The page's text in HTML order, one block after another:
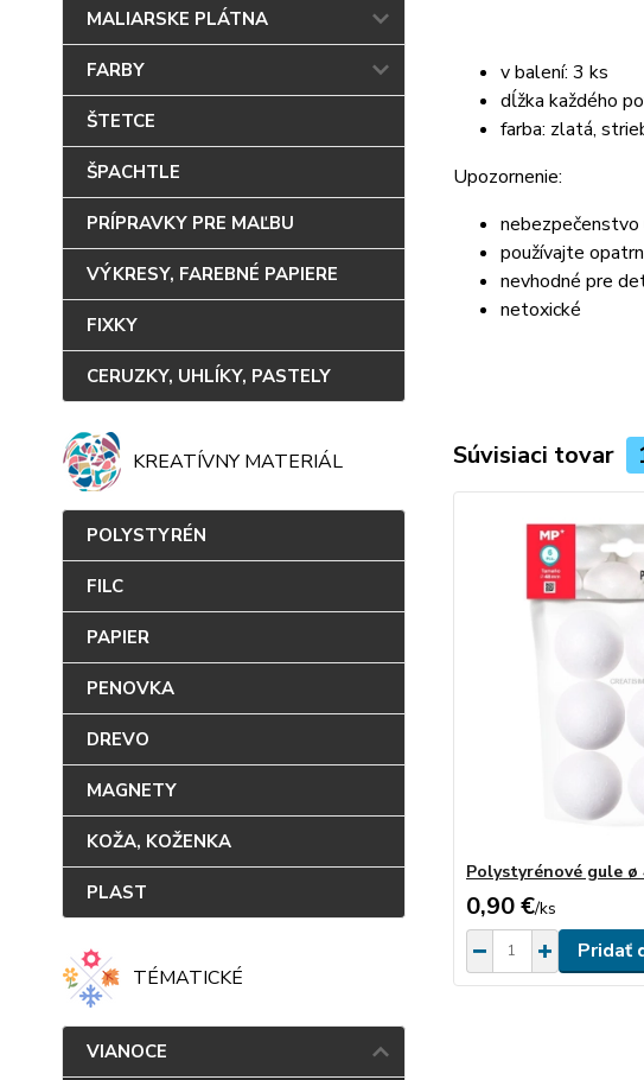
MALIARSKE PLÁTNA
FARBY
ŠTETCE
ŠPACHTLE
PRÍPRAVKY PRE MAĽBU
VÝKRESY, FAREBNÉ PAPIERE
FIXKY
CERUZKY, UHLÍKY, PASTELY
KREATÍVNY MATERIÁL
POLYSTYRÉN
FILC
PAPIER
PENOVKA
DREVO
MAGNETY
KOŽA, KOŽENKA
PLAST
TÉMATICKÉ
VIANOCE
v balení: 3 ks
dĺžka každého
farba: zlatá,
Upozornenie:
nebezpečenstvo
používajte
nevhodné pre
netoxické
Súvisiaci tovar
Polystyrénové gule ø
0,90 €/ks
Pridať